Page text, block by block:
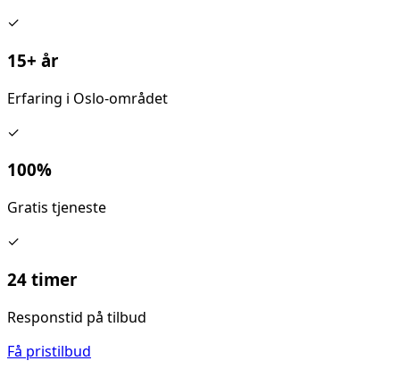
✓
15+ år
Erfaring i Oslo-området
✓
100%
Gratis tjeneste
✓
24 timer
Responstid på tilbud
Få pristilbud